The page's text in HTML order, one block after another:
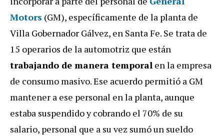
Motors (GM), específicamente de la planta de
Villa Gobernador Gálvez, en Santa Fe. Se trata de
15 operarios de la automotriz que están
trabajando de manera temporal en la empresa
de consumo masivo. Ese acuerdo permitió a GM
mantener a ese personal en la planta, aunque
estaba suspendido y cobrando el 70% de su
salario, personal que a su vez sumó un sueldo